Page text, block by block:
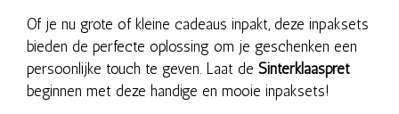
Of je nu grote of kleine cadeaus inpakt, deze inpaksets
bieden de perfecte oplossing om je geschenken een
persoonlijke touch te geven. Laat de Sinterklaaspret
beginnen met deze handige en mooie inpaksets!